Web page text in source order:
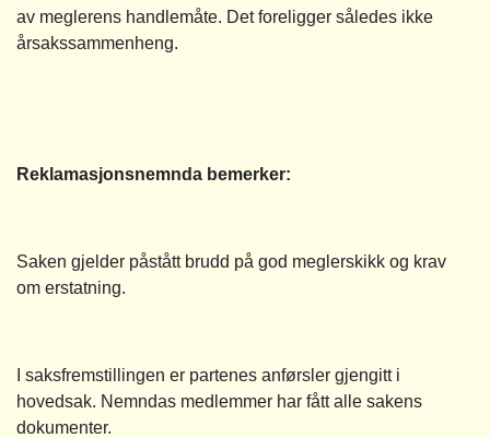
av meglerens handlemåte. Det foreligger således ikke
årsakssammenheng.
Reklamasjonsnemnda bemerker:
Saken gjelder påstått brudd på god meglerskikk og krav
om erstatning.
I saksfremstillingen er partenes anførsler gjengitt i
hovedsak. Nemndas medlemmer har fått alle sakens
dokumenter.